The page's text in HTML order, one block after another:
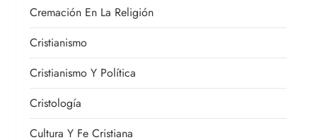
Cremación En La Religión
Cristianismo
Cristianismo Y Política
Cristología
Cultura Y Fe Cristiana